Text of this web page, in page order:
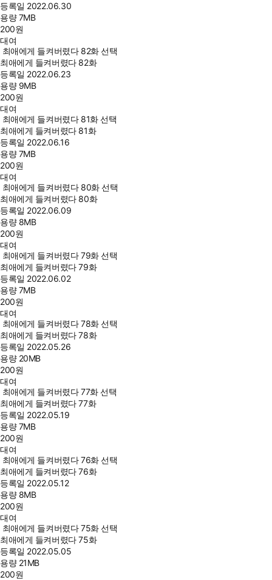
등록일 2022.06.30
용량7MB
200원
대여
최애에게 들켜버렸다 82화 선택
최애에게 들켜버렸다 82화
등록일 2022.06.23
용량 9MB
200원
대여
최애에게 들켜버렸다 81화 선택
최애에게 들켜버렸다 81화
등록일 2022.06.16
용량7MB
200원
대여
최애에게 들켜버렸다 80화 선택
최애에게 들켜버렸다 80화
등록일 2022.06.09
용량 8MB
200원
대여
최애에게 들켜버렸다 79화 선택
최애에게 들켜버렸다 79화
등록일 2022.06.02
용량7MB
200원
대여
최애에게 들켜버렸다 78화 선택
최애에게 들켜버렸다 78화
등록일 2022.05.26
용량 20MB
200원
대여
최애에게 들켜버렸다 77화 선택
최애에게 들켜버렸다 77화
등록일 2022.05.19
용량7MB
200원
대여
최애에게 들켜버렸다 76화 선택
최애에게 들켜버렸다 76화
등록일 2022.05.12
용량 8MB
200원
대여
최애에게 들켜버렸다 75화 선택
최애에게 들켜버렸다 75화
등록일 2022.05.05
용량 21MB
200원